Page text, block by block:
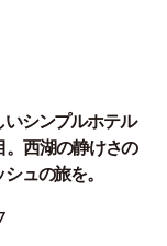
シンプルホテル
。西湖の静けさの
ュの旅を。